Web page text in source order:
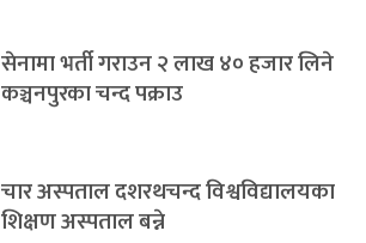
सेनामा भर्ती गराउन २ लाख ४० हजार लिने
कञ्चनपुरका चन्द पक्राउ
चार अस्पताल दशरथचन्द विश्वविद्यालयका
शिक्षण अस्पताल बन्ने